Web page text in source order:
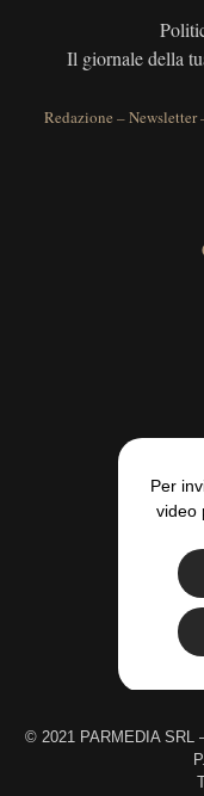
Il giornale della
Redazione –Newsletter
Per
video
© 2021 PARMEDIA SRL